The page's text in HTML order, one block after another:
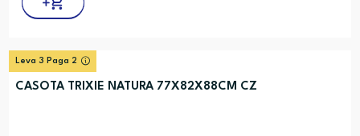
Leva 3 Paga 2
CASOTA TRIXIE NATURA 77X82X88CM CZ